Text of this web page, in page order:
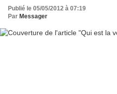
Publié le 05/05/2012 à 07:19
Par Messager